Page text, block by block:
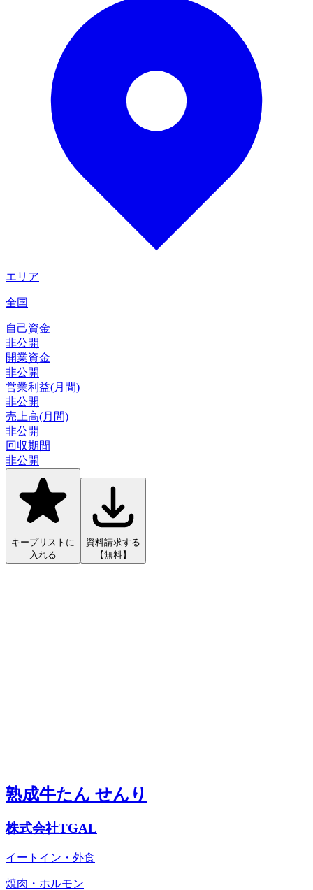
エリア
全国
自己資金
非公開
開業資金
非公開
営業利益(月間)
非公開
売上高(月間)
非公開
回収期間
非公開
キープリストに
入れる
資料請求する
【無料】
熟成牛たん せんり
株式会社TGAL
イートイン・外食
焼肉・ホルモン